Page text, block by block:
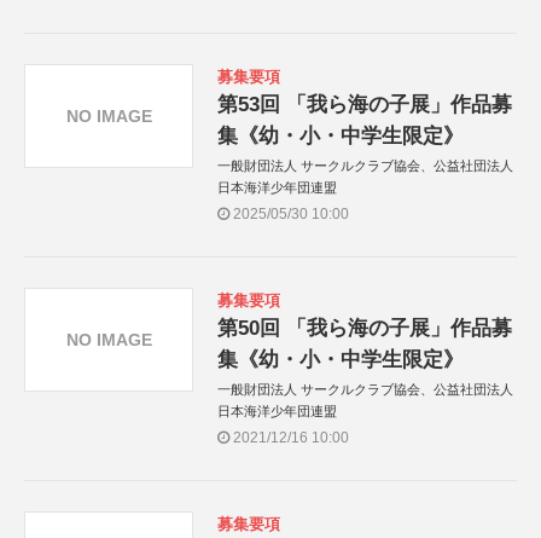
募集要項
第53回 「我ら海の子展」作品募
集《幼・小・中学生限定》
一般財団法人 サークルクラブ協会、公益社団法人
日本海洋少年団連盟
2025/05/30 10:00
NO IMAGE
募集要項
第50回 「我ら海の子展」作品募
集《幼・小・中学生限定》
一般財団法人 サークルクラブ協会、公益社団法人
日本海洋少年団連盟
2021/12/16 10:00
NO IMAGE
募集要項